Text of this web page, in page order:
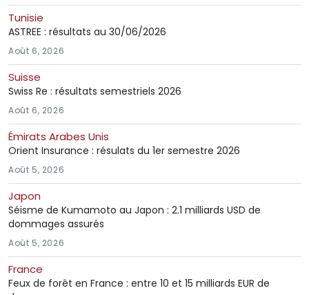
Tunisie
ASTREE : résultats au 30/06/2026
Août 6, 2026
Suisse
Swiss Re : résultats semestriels 2026
Août 6, 2026
Émirats Arabes Unis
Orient Insurance : résulats du 1er semestre 2026
Août 5, 2026
Japon
Séisme de Kumamoto au Japon : 2.1 milliards USD de
dommages assurés
Août 5, 2026
France
Feux de forêt en France : entre 10 et 15 milliards EUR de